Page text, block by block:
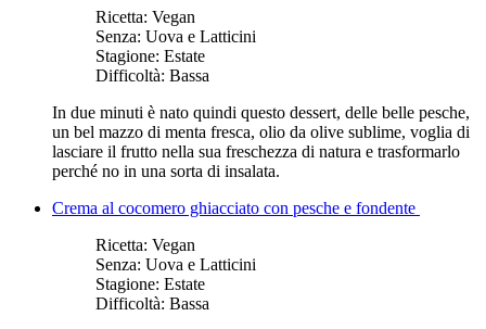
Ricetta: Vegan
Senza: Uova e Latticini
Stagione: Estate
Difficoltà: Bassa
In due minuti è nato quindi questo dessert, delle belle pesche,
un bel mazzo di menta fresca, olio da olive sublime, voglia di
lasciare il frutto nella sua freschezza di natura e trasformarlo
perché no in una sorta di insalata.
Crema al cocomero ghiacciato con pesche e fondente
Ricetta: Vegan
Senza: Uova e Latticini
Stagione: Estate
Difficoltà: Bassa